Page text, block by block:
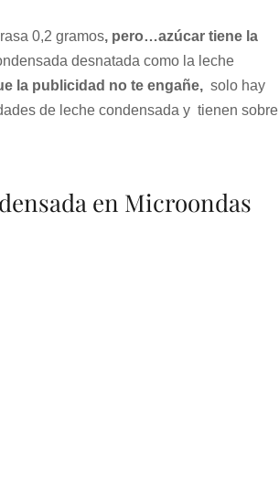
0,2 gramos, pero…azúcar tiene la
desnatada como la leche
la publicidad no te engañe, solo hay
de leche condensada y tienen sobre
en Microondas